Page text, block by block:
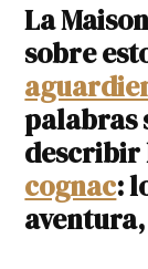
La
sobre
palabras
describir
cognac: